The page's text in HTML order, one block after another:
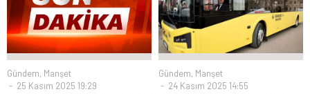
Gündem, Manşet
25 Kasım 2025 19:29
Gündem, Manşet
24 Kasım 2025 14:55